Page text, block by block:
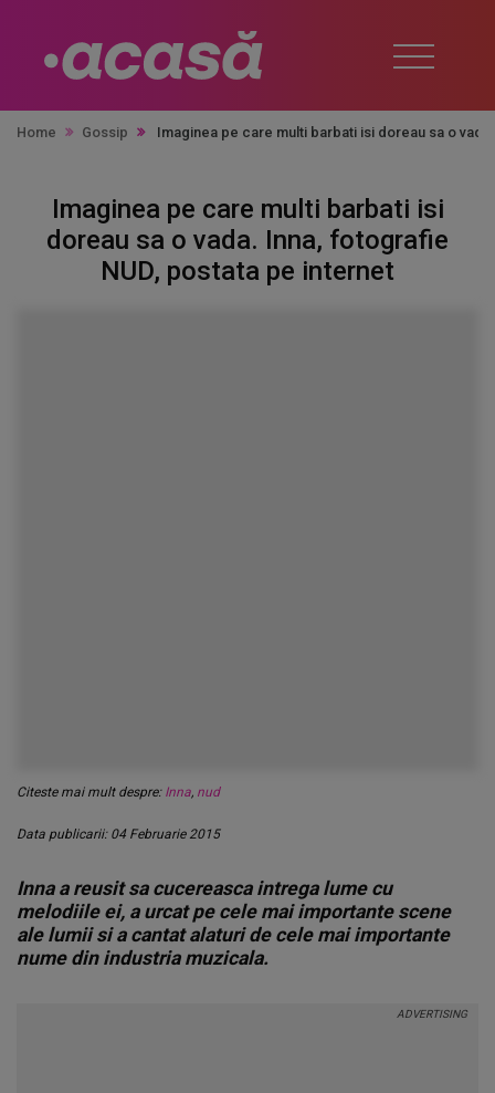
Home Gossip Imaginea pe care multi barbati isi doreau sa o
Imaginea pe care multi barbati isi
doreau sa o vada. Inna, fotografie
NUD, postata pe internet
Citeste mai mult despre: Inna, nud
Data publicarii: 04 Februarie 2015
Inna a reusit sa cucereasca intrega lume cu
melodiile ei, a urcat pe cele mai importante scene
ale lumii si a cantat alaturi de cele mai importante
nume din industria muzicala.